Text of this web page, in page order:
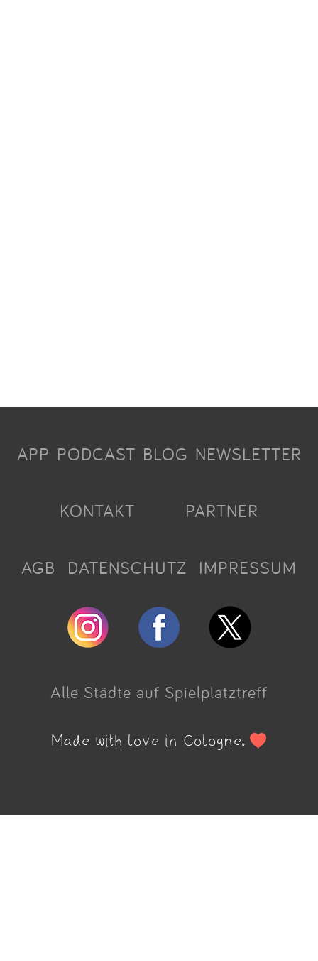
APP PODCAST BLOG NEWSLETTER
KONTAKT PARTNER
AGB DATENSCHUTZ IMPRESSUM
Alle Städte auf Spielplatztreff
Made with love in Cologne.